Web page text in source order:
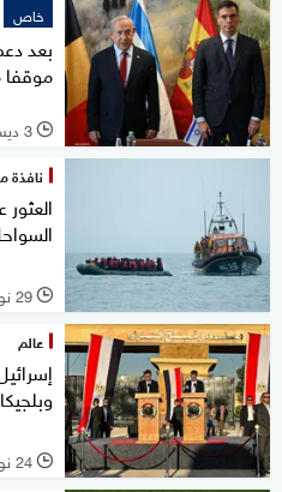
خاص
بعد
موقفا
l 3 ديسمبر 2023
نافذة
l 29 نوفمبر 2023
عالم
l 24 نوفمبر 2023